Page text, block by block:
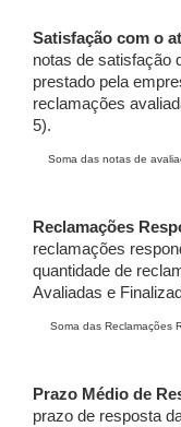
Satisfação com o
notas de satisfação
prestado pela
reclamações
5).
Soma das notas de
Reclamações
reclamações
quantidade de
Avaliadas e
Soma das Reclamações
Prazo Médio de
prazo de resposta